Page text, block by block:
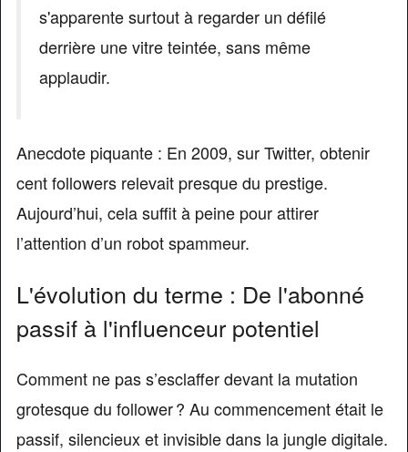
s'apparente surtout à regarder un défilé
derrière une vitre teintée, sans même
applaudir.
Anecdote piquante : En 2009, sur Twitter, obtenir
cent followers relevait presque du prestige.
Aujourd’hui, cela suffit à peine pour attirer
l’attention d’un robot spammeur.
L'évolution du terme : De l'abonné
passif à l'influenceur potentiel
Comment ne pas s’esclaffer devant la mutation
grotesque du follower ? Au commencement était le
passif, silencieux et invisible dans la jungle digitale.